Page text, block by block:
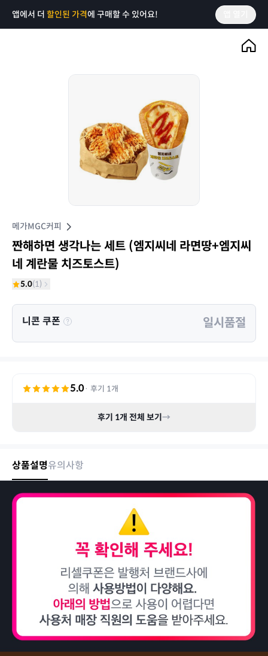
앱에서 더 할인된 가격에 구매할 수 있어요!
메가MGC커피
짠해하면 생각나는 세트 (엠지씨네 라면땅+엠지씨
네 계란물 치즈토스트)
5.0(1)
니콘 쿠폰 일시품절
5.0· 후기 1개
후기 1개 전체 보기→
상품설명유의사항